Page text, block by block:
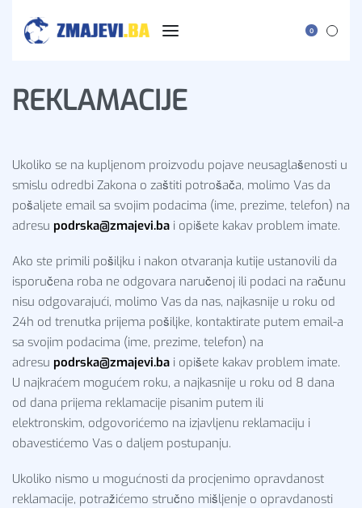
0
REKLAMACIJE
Ukoliko se na kupljenom proizvodu pojave neusaglašenosti u
smislu odredbi Zakona o zaštiti potrošača, molimo Vas da
pošaljete email sa svojim podacima (ime, prezime, telefon) na
adresu podrska@zmajevi.ba i opišete kakav problem imate.
Ako ste primili pošiljku i nakon otvaranja kutije ustanovili da
isporučena roba ne odgovara naručenoj ili podaci na računu
nisu odgovarajući, molimo Vas da nas, najkasnije u roku od
24h od trenutka prijema pošiljke, kontaktirate putem email-a
sa svojim podacima (ime, prezime, telefon) na
adresu podrska@zmajevi.ba i opišete kakav problem imate.
U najkraćem mogućem roku, a najkasnije u roku od 8 dana
od dana prijema reklamacije pisanim putem ili
elektronskim, odgovorićemo na izjavljenu reklamaciju i
obavestićemo Vas o daljem postupanju.
Ukoliko nismo u mogućnosti da procjenimo opravdanost
reklamacije, potražićemo stručno mišljenje o opravdanosti